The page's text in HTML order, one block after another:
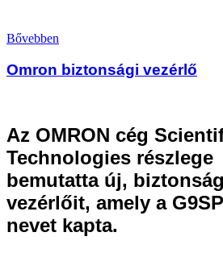
Bővebben
Omron biztonsági vezérlő
Az OMRON cég
Technologies részlege
bemutatta új,
vezérlőit, amely a
nevet kapta.